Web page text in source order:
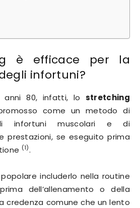
è efficace per la
infortuni?
anni 80, infatti, lo stretching
come un metodo di
infortuni muscolari e di
prestazioni, se eseguito prima
(1).
includerlo nella routine
dell’allenamento o della
credenza comune che un lento